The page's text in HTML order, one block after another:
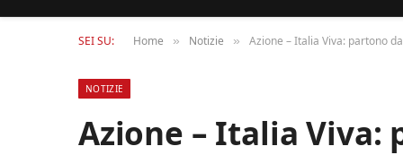
SEI SU: Home » Notizie » Azione – Italia Viva: partono
NOTIZIE
Azione – Italia Viva: